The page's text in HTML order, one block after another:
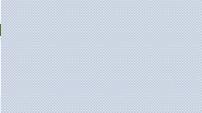
场P场』 今日上新！[纵横拍卖]9月20日.纵横秋季